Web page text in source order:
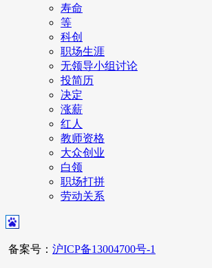
寿命
等
科创
职场生涯
无领导小组讨论
投简历
决定
涨薪
红人
教师资格
大众创业
白领
职场打拼
劳动关系
备案号： 沪ICP备13004700号-1